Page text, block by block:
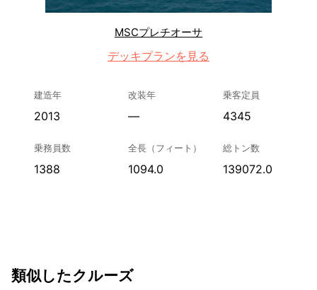
MSCプレチオーサ
デッキプランを見る
建造年
2013
改装年
—
乗客定員
4345
乗務員数
1388
全長（フィート）
1094.0
総トン数
139072.0
類似したクルーズ